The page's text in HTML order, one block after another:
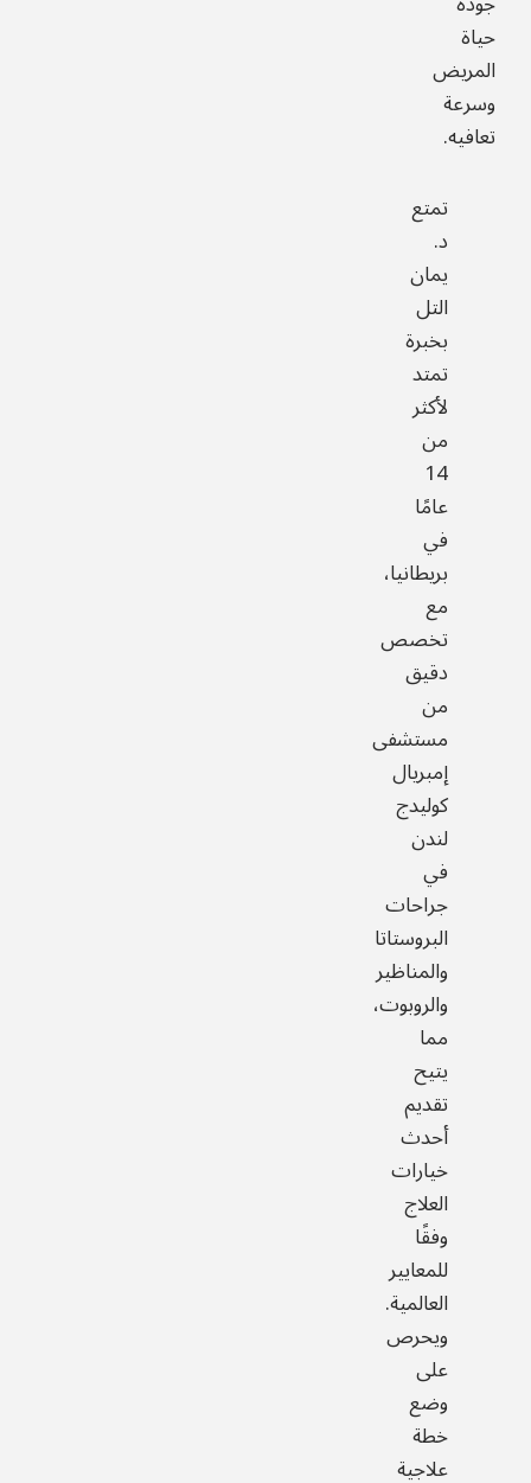
حياة
المريض
وسرعة
تعافيه.
تمتع
د.
يمان
التل
بخبرة
تمتد
لأكثر
من
14
عامًا
في
بريطانيا،
مع
تخصص
دقيق
من
مستشفى
إمبريال
كوليدج
لندن
في
جراحات
البروستاتا
والمناظير
والروبوت،
مما
يتيح
تقديم
أحدث
خيارات
العلاج
وفقًا
للمعايير
العالمية.
ويحرص
على
وضع
خطة
علاجية